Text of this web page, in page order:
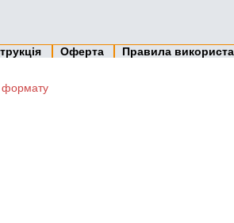
Оферта Правила